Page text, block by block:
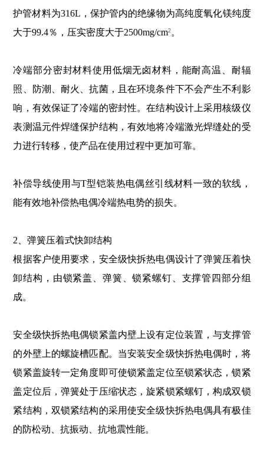
护管材料为316L，保护管内的绝缘物为高纯度氧化镁纯度
大于99.4％，压实密度大于2500mg/cm2 。
冷端部分密封材料使用低烟无卤材料，能耐高温、耐辐
照、防潮、耐火、抗菌，且在环境条件下不会产生不利影
响，有效保证了冷端的密封性。在结构设计上采用核级仪
表测温元件焊缝保护结构，有效地将冷端激光焊缝处的受
力进行转移，使产品在使用过程中更加可靠。
补偿导线使用与T型铠装热电偶丝引线材料一致的软线，
能有效地补偿热电偶冷端热电势的损失。
2、弹簧压着式快卸结构
根据客户使用要求，安全级快拆热电偶设计了弹簧压着快
卸结构，由锁紧盖、弹簧、锁紧螺钉、支撑管四部分组
成。
安全级快拆热电偶锁紧盖内壁上设有定位装置，与支撑管
的外壁上的螺旋槽匹配。当安装安全级快拆热电偶时，将
锁紧盖旋转一定角度即可使锁紧盖定位至锁紧状态，锁紧
盖定位后，弹簧处于压缩状态，旋紧锁紧螺钉，构成双锁
紧结构，双锁紧结构的采用使安全级快拆热电偶具有极佳
的防松动、抗振动、抗地震性能。